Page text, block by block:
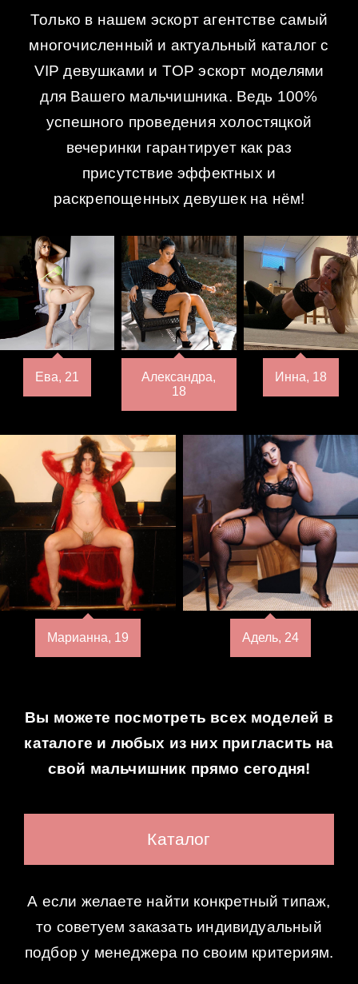
Только в нашем эскорт агентстве самый
многочисленный и актуальный каталог с
VIP девушками и TOP эскорт моделями
для Вашего мальчишника. Ведь 100%
успешного проведения холостяцкой
вечеринки гарантирует как раз
присутствие эффектных и
раскрепощенных девушек на нём!
Ева, 21
Александра,
18
Инна, 18
Марианна, 19 Адель, 24
Вы можете посмотреть всех моделей в
каталоге и любых из них пригласить на
свой мальчишник прямо сегодня!
Каталог
А если желаете найти конкретный типаж,
то советуем заказать индивидуальный
подбор у менеджера по своим критериям.